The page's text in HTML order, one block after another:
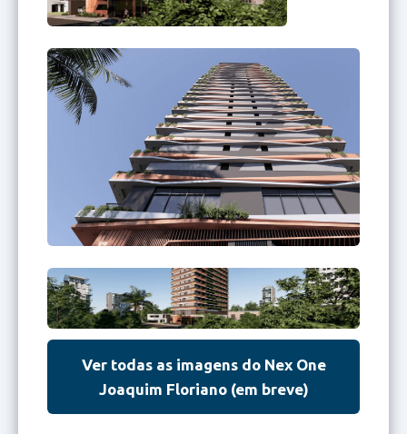
Ver todas as imagens do Nex One
Joaquim Floriano (em breve)